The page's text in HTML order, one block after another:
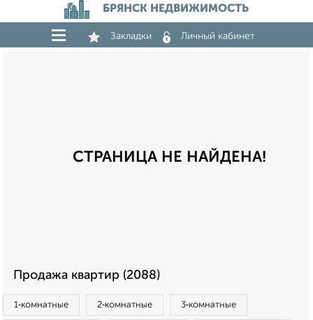
БРЯНСК НЕДВИЖИМОСТЬ
Закладки Личный кабинет
СТРАНИЦА НЕ НАЙДЕНА!
Продажа квартир (2088)
1‑комнатные 2‑комнатные 3‑комнатные